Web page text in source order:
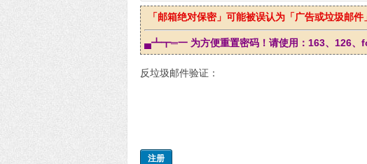
「邮箱绝对保密」可能被误认为「广告或垃圾邮
▄┻┳═一 为方便重置密码！请使用：163、126、
反垃圾邮件验证：